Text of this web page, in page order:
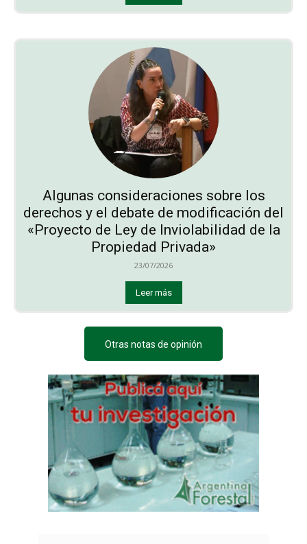
Algunas consideraciones sobre los
derechos y el debate de modificación del
«Proyecto de Ley de Inviolabilidad de la
Propiedad Privada»
23/07/2026
Leer más
Otras notas de opinión